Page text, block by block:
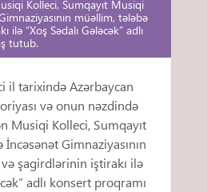
Kolleci, Sumqayıt Musiqi
müəllim, tələbə
ilə “Xoş Sədalı Gələcək” adlı
tutub.
il tarixində Azərbaycan
və onun nəzdində
Musiqi Kolleci, Sumqayıt
Gimnaziyasının
şagirdlərinin iştirakı ilə
adlı konsert proqramı